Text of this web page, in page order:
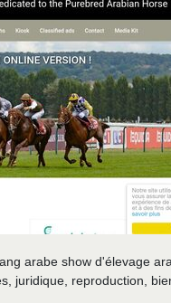
arabe show d'élevage
juridique, reproduction,